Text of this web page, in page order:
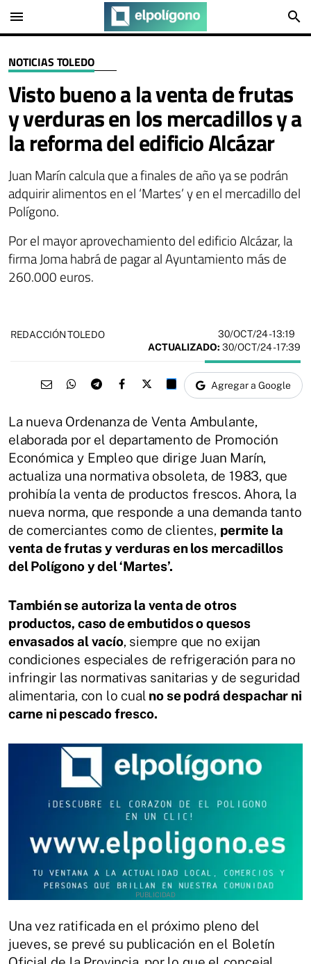
menu search
NOTICIAS TOLEDO
Visto bueno a la venta de frutas
y verduras en los mercadillos y a
la reforma del edificio Alcázar
Juan Marín calcula que a finales de año ya se podrán
adquirir alimentos en el ‘Martes’ y en el mercadillo del
Polígono.
Por el mayor aprovechamiento del edificio Alcázar, la
firma Joma habrá de pagar al Ayuntamiento más de
260.000 euros.
REDACCIÓN TOLEDO 30/OCT/24- 13:19
ACTUALIZADO: 30/OCT/24 - 17:39
Agregar a Google
La nueva Ordenanza de Venta Ambulante,
elaborada por el departamento de Promoción
Económica y Empleo que dirige Juan Marín,
actualiza una normativa obsoleta, de 1983, que
prohibía la venta de productos frescos. Ahora, la
nueva norma, que responde a una demanda tanto
de comerciantes como de clientes, permite la
venta de frutas y verduras en los mercadillos
del Polígono y del ‘Martes’.
También se autoriza la venta de otros
productos, caso de embutidos o quesos
envasados al vacío, siempre que no exijan
condiciones especiales de refrigeración para no
infringir las normativas sanitarias y de seguridad
alimentaria, con lo cual no se podrá despachar ni
carne ni pescado fresco.
Una vez ratificada en el próximo pleno del
jueves, se prevé su publicación en el Boletín